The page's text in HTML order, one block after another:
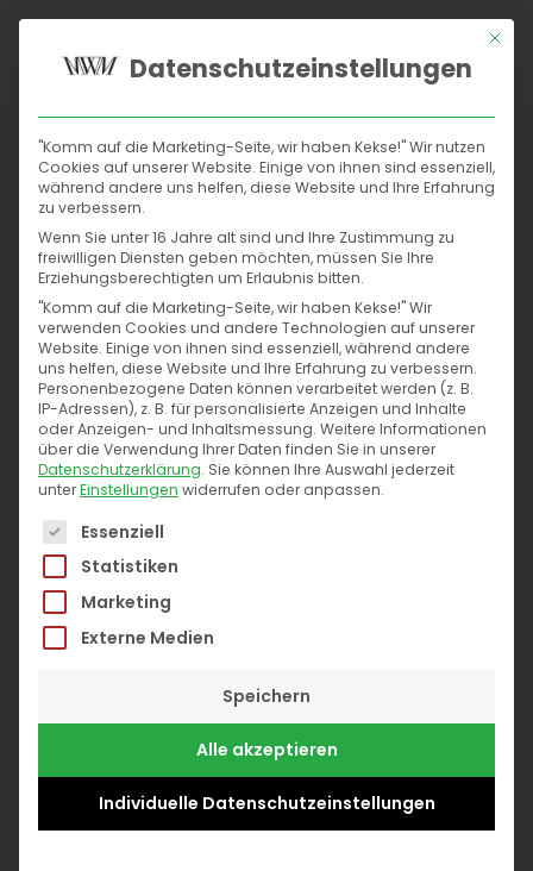
Suchmaschinen
Social
Content
Conversions
Kontakt
Envato Themeforest WordPress
Themes
Perfect way to Showcase Your Work
Home
Portfolio
Envato Themeforest WordPress Themes
Mit
Datenschutzeinstellungen
"Komm auf die Marketing-Seite, wir haben Kekse!" Wir nutzen
Cookies auf unserer Website. Einige von ihnen sind essenziell,
während andere uns helfen, diese Website und Ihre Erfahrung
zu verbessern.
Wenn Sie unter 16 Jahre alt sind und Ihre Zustimmung zu
freiwilligen Diensten geben möchten, müssen Sie Ihre
Erziehungsberechtigten um Erlaubnis bitten.
"Komm auf die Marketing-Seite, wir haben Kekse!" Wir
verwenden Cookies und andere Technologien auf unserer
Website. Einige von ihnen sind essenziell, während andere
uns helfen, diese Website und Ihre Erfahrung zu verbessern.
Personenbezogene Daten können verarbeitet werden (z. B.
IP-Adressen), z. B. für personalisierte Anzeigen und Inhalte
oder Anzeigen- und Inhaltsmessung. Weitere Informationen
über die Verwendung Ihrer Daten finden Sie in unserer
Datenschutzerklärung. Sie können Ihre Auswahl jederzeit
unterEinstellungen widerrufen oder anpassen.
Es folgt eine Liste der Service-Gruppen, für die
Essenziell
Statistiken
Marketing
Externe Medien
Speichern
Alle akzeptieren
Individuelle Datenschutzeinstellungen